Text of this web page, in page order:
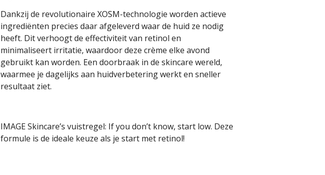
Dankzij de revolutionaire XOSM-technologie worden actieve
ingrediënten precies daar afgeleverd waar de huid ze nodig
heeft. Dit verhoogt de effectiviteit van retinol en
minimaliseert irritatie, waardoor deze crème elke avond
gebruikt kan worden. Een doorbraak in de skincare wereld,
waarmee je dagelijks aan huidverbetering werkt en sneller
resultaat ziet.
IMAGE Skincare’s vuistregel: If you don’t know, start low. Deze
formule is de ideale keuze als je start met retinol!